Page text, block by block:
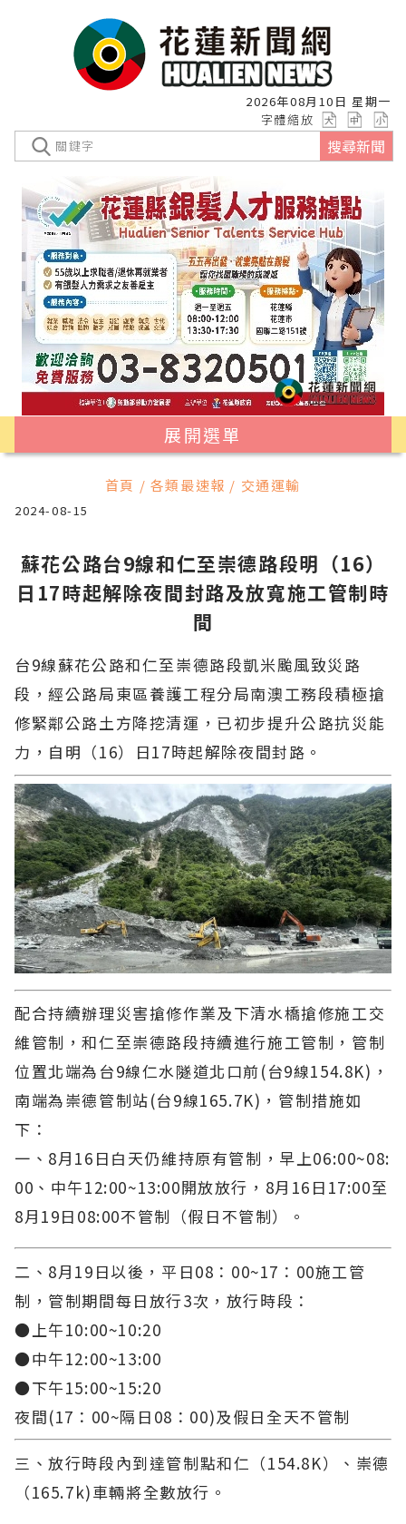
2026年08月10日 星期一
字體縮放
搜尋新聞
展開選單
首頁 / 各類最速報 / 交通運輸
2024-08-15
蘇花公路台9線和仁至崇德路段明（16）
日17時起解除夜間封路及放寬施工管制時
間
台9線蘇花公路和仁至崇德路段凱米颱風致災路
段，經公路局東區養護工程分局南澳工務段積極搶
修緊鄰公路土方降挖清運，已初步提升公路抗災能
力，自明（16）日17時起解除夜間封路。
配合持續辦理災害搶修作業及下清水橋搶修施工交
維管制，和仁至崇德路段持續進行施工管制，管制
位置北端為台9線仁水隧道北口前(台9線154.8K)，
南端為崇德管制站(台9線165.7K)，管制措施如
下：
一、8月16日白天仍維持原有管制，早上06:00~08:
00、中午12:00~13:00開放放行，8月16日17:00至
8月19日08:00不管制（假日不管制）。
二、8月19日以後，平日08：00~17：00施工管
制，管制期間每日放行3次，放行時段：
●上午10:00~10:20
●中午12:00~13:00
●下午15:00~15:20
夜間(17：00~隔日08：00)及假日全天不管制
三、放行時段內到達管制點和仁（154.8K）、崇德
（165.7k)車輛將全數放行。